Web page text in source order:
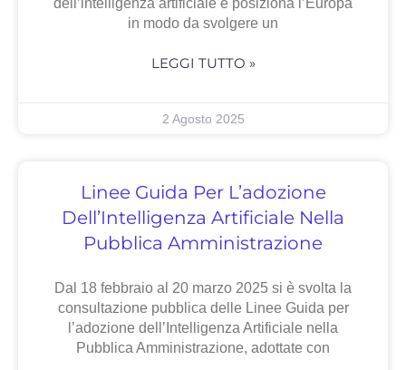
dell’intelligenza artificiale e posiziona l’Europa
in modo da svolgere un
LEGGI TUTTO »
2 Agosto 2025
Linee Guida Per L’adozione
Dell’Intelligenza Artificiale Nella
Pubblica Amministrazione
Dal 18 febbraio al 20 marzo 2025 si è svolta la
consultazione pubblica delle Linee Guida per
l’adozione dell’Intelligenza Artificiale nella
Pubblica Amministrazione, adottate con